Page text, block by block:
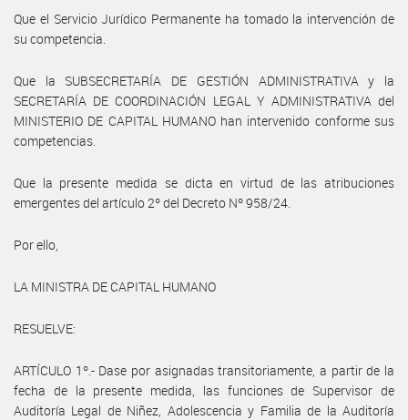
Que el Servicio Jurídico Permanente ha tomado la intervención de
su competencia.
Que la SUBSECRETARÍA DE GESTIÓN ADMINISTRATIVA y la
SECRETARÍA DE COORDINACIÓN LEGAL Y ADMINISTRATIVA del
MINISTERIO DE CAPITAL HUMANO han intervenido conforme sus
competencias.
Que la presente medida se dicta en virtud de las atribuciones
emergentes del artículo 2º del Decreto Nº 958/24.
Por ello,
LA MINISTRA DE CAPITAL HUMANO
RESUELVE:
ARTÍCULO 1º.- Dase por asignadas transitoriamente, a partir de la
fecha de la presente medida, las funciones de Supervisor de
Auditoría Legal de Niñez, Adolescencia y Familia de la Auditoría